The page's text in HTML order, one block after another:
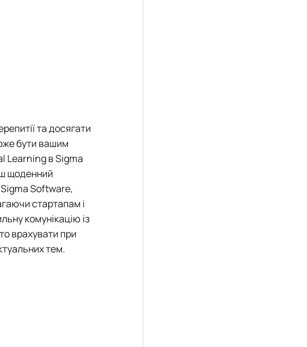
та досягати
бути вашим
Learning в Sigma
щоденний
Sigma Software,
стартапам і
комунікацію із
врахувати при
тем.